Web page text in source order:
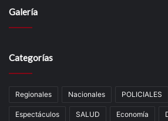
Galería
Categorías
Regionales Nacionales POLICIALES
Espectáculos SALUD Economía